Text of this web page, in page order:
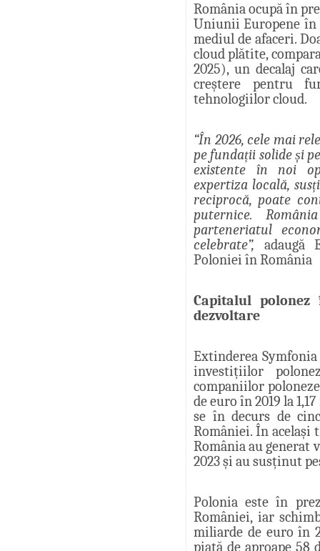
România ocupă în
Uniunii Europene în
mediul de afaceri.
cloud plătite,
2025), un decalaj
creștere pentru
tehnologiilor cloud.
“În 2026, cele mai
pe fundații solide și
existente în noi
expertiza locală,
reciprocă, poate
puternice.
parteneriatul
celebrate”, adaugă
Poloniei în România
Capitalul
dezvoltare
Extinderea
investițiilor
companiilor
de euro în 2019 la
se în decurs de
României. În același
România au generat
2023 și au susținut
Polonia este în
României, iar
miliarde de euro în
piață de aproape 58